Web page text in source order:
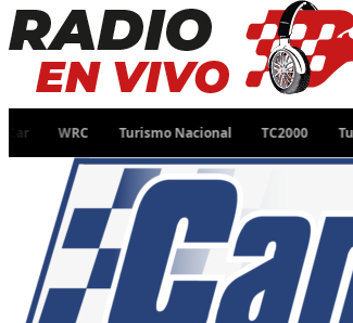
WRC Turismo Nacional TC2000